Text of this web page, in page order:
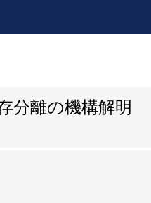
分離の機構解明